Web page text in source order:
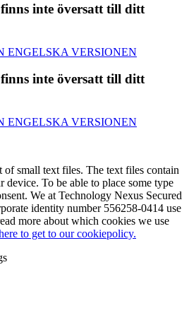
inte översatt till ditt
ENGELSKA VERSIONEN
inte översatt till ditt
ENGELSKA VERSIONEN
small text files. The text files contain
device. To be able to place some type
We at Technology Nexus Secured
identity number 556258-0414 use
more about which cookies we use
to get to our cookiepolicy.